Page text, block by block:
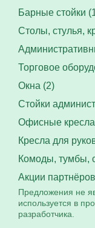
Барные стойки
Столы, стулья,
Торговое
Окна (2)
Стойки
Офисные кресла
Кресла для
Комоды, тумбы,
Акции
Предложения не
используется в
разработчика.